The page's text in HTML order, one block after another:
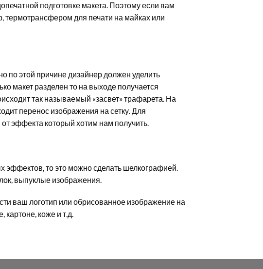
подготовке макета. Поэтому если вам
термотрансфером для печати на майках или
по этой причине дизайнер должен уделить
макет разделен то на выходе получается
так называемый «засвет» трафарета. На
перенос изображения на сетку. Для
эффекта который хотим нам получить.
эффектов, то это можно сделать шелкографией.
выпуклые изображения.
ваш логотип или обрисованное изображение на
картоне, коже и т.д.